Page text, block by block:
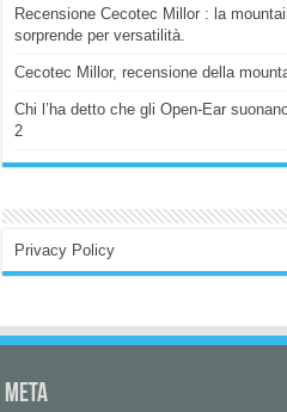
Recensione Cecotec Millor : la
sorprende per versatilità.
Cecotec Millor, recensione della
Chi l’ha detto che gli Open-Ear
2
Privacy Policy
Meta